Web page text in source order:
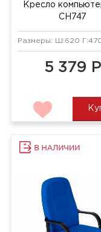
Кресло
СH747
Размеры: Ш:620 Г:470
5 379 Р